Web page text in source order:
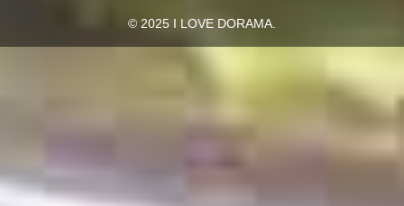
© 2025 I LOVE DORAMA.